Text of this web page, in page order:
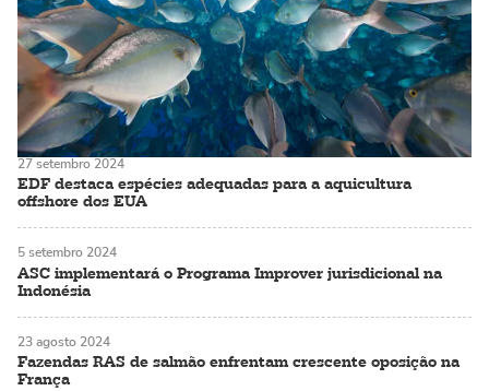
EDF destaca espécies adequadas para a aquicultura
offshore dos EUA
27 setembro 2024
ASC implementará o Programa Improver jurisdicional na
Indonésia
5 setembro 2024
Fazendas RAS de salmão enfrentam crescente oposição na
França
23 agosto 2024